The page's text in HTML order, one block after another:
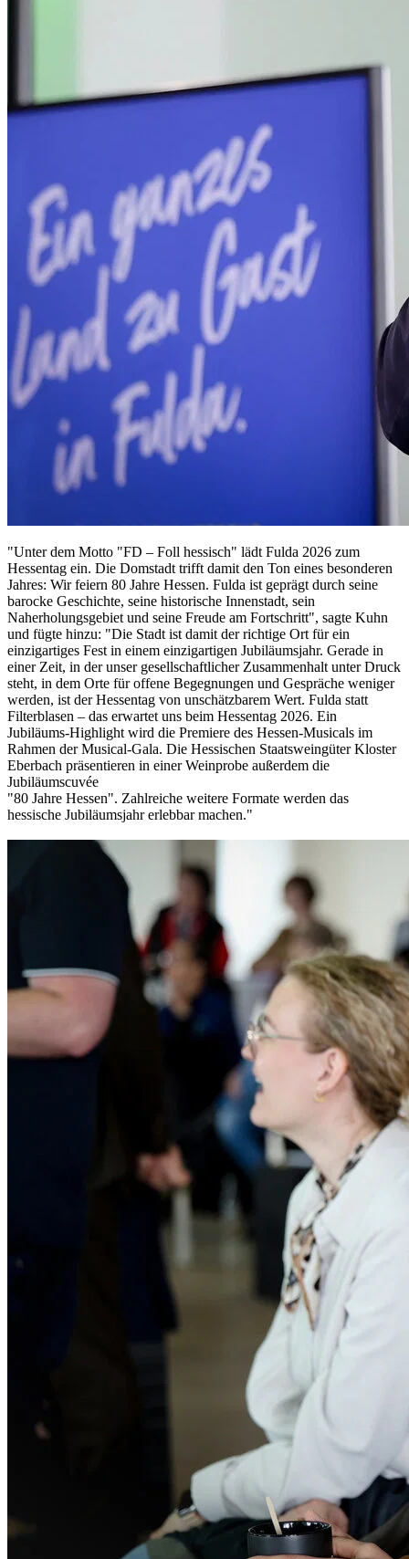
"Unter dem Motto "FD – Foll hessisch" lädt Fulda 2026 zum
Hessentag ein. Die Domstadt trifft damit den Ton eines besonderen
Jahres: Wir feiern 80 Jahre Hessen. Fulda ist geprägt durch seine
barocke Geschichte, seine historische Innenstadt, sein
Naherholungsgebiet und seine Freude am Fortschritt", sagte Kuhn
und fügte hinzu: "Die Stadt ist damit der richtige Ort für ein
einzigartiges Fest in einem einzigartigen Jubiläumsjahr. Gerade in
einer Zeit, in der unser gesellschaftlicher Zusammenhalt unter Druck
steht, in dem Orte für offene Begegnungen und Gespräche weniger
werden, ist der Hessentag von unschätzbarem Wert. Fulda statt
Filterblasen – das erwartet uns beim Hessentag 2026. Ein
Jubiläums-Highlight wird die Premiere des Hessen-Musicals im
Rahmen der Musical-Gala. Die Hessischen Staatsweingüter Kloster
Eberbach präsentieren in einer Weinprobe außerdem die
Jubiläumscuvée
"80 Jahre Hessen". Zahlreiche weitere Formate werden das
hessische Jubiläumsjahr erlebbar machen."